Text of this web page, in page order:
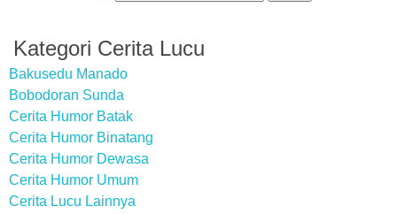
Kategori Cerita Lucu
Bakusedu Manado
Bobodoran Sunda
Cerita Humor Batak
Cerita Humor Binatang
Cerita Humor Dewasa
Cerita Humor Umum
Cerita Lucu Lainnya